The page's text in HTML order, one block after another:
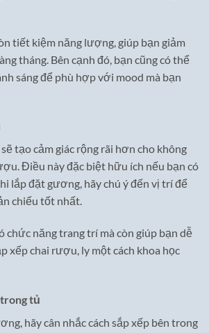
tiết kiệm năng lượng, giúp bạn giảm
tháng. Bên cạnh đó, bạn cũng có thể
sáng để phù hợp với mood mà bạn
tạo cảm giác rộng rãi hơn cho không
Điều này đặc biệt hữu ích nếu bạn có
lắp đặt gương, hãy chú ý đến vị trí để
chiếu tốt nhất.
chức năng trang trí mà còn giúp bạn dễ
xếp chai rượu, ly một cách khoa học
tủ
hãy cân nhắc cách sắp xếp bên trong